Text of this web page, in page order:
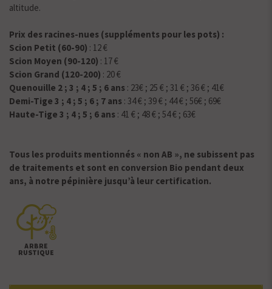
altitude.
Prix des racines-nues (suppléments pour les pots) :
Scion Petit (60-90) : 12 €
Scion Moyen (90-120) : 17 €
Scion Grand (120-200) : 20 €
Quenouille 2 ; 3 ; 4 ; 5 ; 6 ans : 23€ ; 25 € ; 31 € ; 36 € ; 41€
Demi-Tige 3 ; 4 ; 5 ; 6 ; 7 ans : 34 € ; 39 € ; 44 € ; 56€ ; 69€
Haute-Tige 3 ; 4 ; 5 ; 6 ans : 41 € ; 48 € ; 54 € ; 63€
Tous les produits mentionnés « non AB », ne subissent pas
de traitements et sont en conversion Bio pendant deux
ans, à notre pépinière jusqu’à leur certification.